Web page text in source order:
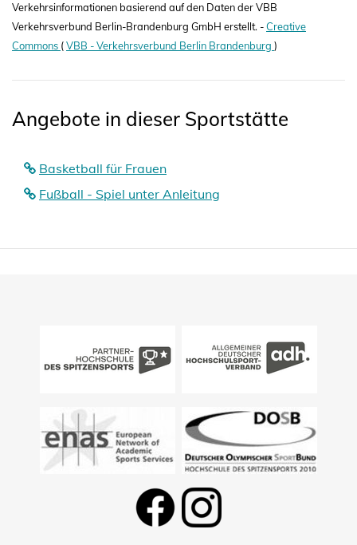
Verkehrsinformationen basierend auf den Daten der VBB
Verkehrsverbund Berlin-Brandenburg GmbH erstellt. -Creative
Commons (VBB - Verkehrsverbund Berlin Brandenburg )
Angebote in dieser Sportstätte
Basketball für Frauen
Fußball - Spiel unter Anleitung